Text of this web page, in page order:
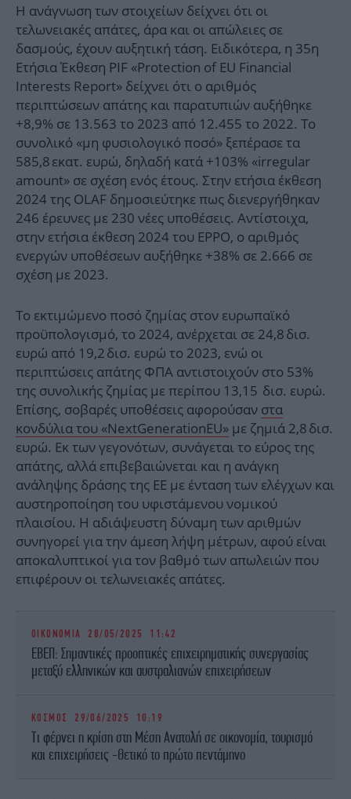
Η ανάγνωση των στοιχείων δείχνει ότι οι
τελωνειακές απάτες, άρα και οι απώλειες σε
δασμούς, έχουν αυξητική τάση. Ειδικότερα, η 35η
Ετήσια Έκθεση PIF «Protection of EU Financial
Interests Report» δείχνει ότι ο αριθμός
περιπτώσεων απάτης και παρατυπιών αυξήθηκε
+8,9% σε 13.563 το 2023 από 12.455 το 2022. Το
συνολικό «μη φυσιολογικό ποσό» ξεπέρασε τα
585,8 εκατ. ευρώ, δηλαδή κατά +103% «irregular
amount» σε σχέση ενός έτους. Στην ετήσια έκθεση
2024 της OLAF δημοσιεύτηκε πως διενεργήθηκαν
246 έρευνες με 230 νέες υποθέσεις. Αντίστοιχα,
στην ετήσια έκθεση 2024 του EPPO, ο αριθμός
ενεργών υποθέσεων αυξήθηκε +38% σε 2.666 σε
σχέση με 2023.
Το εκτιμώμενο ποσό ζημίας στον ευρωπαϊκό
προϋπολογισμό, το 2024, ανέρχεται σε 24,8 δισ.
ευρώ από 19,2 δισ. ευρώ το 2023, ενώ οι
περιπτώσεις απάτης ΦΠΑ αντιστοιχούν στο 53%
της συνολικής ζημίας με περίπου 13,15 δισ. ευρώ.
Επίσης, σοβαρές υποθέσεις αφορούσαν στα
κονδύλια του «NextGenerationEU» με ζημιά 2,8 δισ.
ευρώ. Εκ των γεγονότων, συνάγεται το εύρος της
απάτης, αλλά επιβεβαιώνεται και η ανάγκη
ανάληψης δράσης της ΕΕ με ένταση των ελέγχων και
αυστηροποίηση του υφιστάμενου νομικού
πλαισίου. Η αδιάψευστη δύναμη των αριθμών
συνηγορεί για την άμεση λήψη μέτρων, αφού είναι
αποκαλυπτικοί για τον βαθμό των απωλειών που
επιφέρουν οι τελωνειακές απάτες.
ΟΙΚΟΝΟΜΙΑ 28/05/2025 11:42
ΕΒΕΠ: Σημαντικές προοπτικές επιχειρηματικής συνεργασίας
μεταξύ ελληνικών και αυστραλιανών επιχειρήσεων
ΚΟΣΜΟΣ 29/06/2025 10:19
Τι φέρνει η κρίση στη Μέση Ανατολή σε οικονομία, τουρισμό
και επιχειρήσεις -Θετικό το πρώτο πεντάμηνο